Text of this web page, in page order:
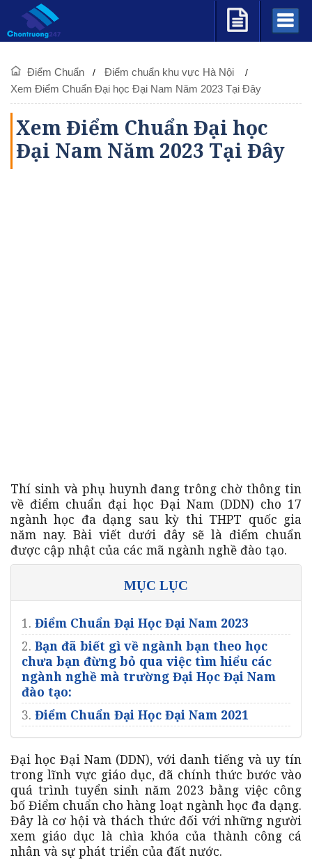
Điểm Chuẩn
Điểm chuẩn khu vực Hà Nội
Xem Điểm Chuẩn Đại học Đại Nam Năm 2023 Tại Đây
Xem Điểm Chuẩn Đại học
Đại Nam Năm 2023 Tại Đây
Thí sinh và phụ huynh đang trông chờ thông tin
về điểm chuẩn đại học Đại Nam (DDN) cho 17
ngành học đa dạng sau kỳ thi THPT quốc gia
năm nay. Bài viết dưới đây sẽ là điểm chuẩn
được cập nhật của các mã ngành nghề đào tạo.
MỤC LỤC
1. Điểm Chuẩn Đại Học Đại Nam 2023
2. Bạn đã biết gì về ngành bạn theo học
chưa bạn đừng bỏ qua việc tìm hiểu các
ngành nghề mà trường Đại Học Đại Nam
đào tạo:
3. Điểm Chuẩn Đại Học Đại Nam 2021
Đại học Đại Nam (DDN), với danh tiếng và uy tín
trong lĩnh vực giáo dục, đã chính thức bước vào
quá trình tuyển sinh năm 2023 bằng việc công
bố Điểm chuẩn cho hàng loạt ngành học đa dạng.
Đây là cơ hội và thách thức đối với những người
xem giáo dục là chìa khóa của thành công cá
nhân và sự phát triển của đất nước.